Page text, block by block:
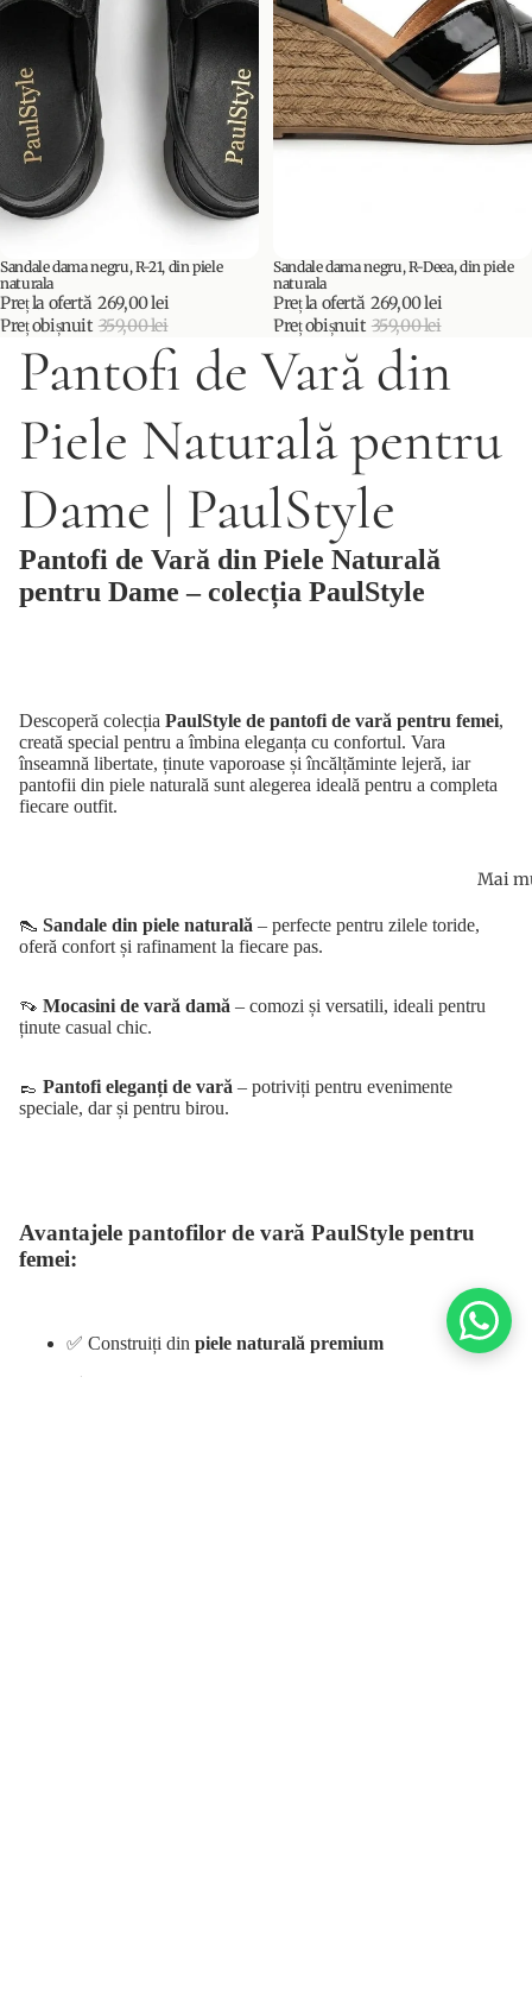
Mai
PROMOȚIE
Sandale dama negru, R-21, din piele
naturala
Preț la ofertă 269,00 lei
Preț obișnuit 359,00 lei
PROMOȚIE
Sandale dama negru, R-Deea, din piele
naturala
Preț la ofertă 269,00 lei
Preț obișnuit 359,00 lei
Pantofi de Vară din
Piele Naturală pentru
Dame | PaulStyle
Pantofi de Vară din Piele Naturală
pentru Dame – colecția PaulStyle
Descoperă colecția PaulStyle de pantofi de vară pentru femei,
creată special pentru a îmbina eleganța cu confortul. Vara
înseamnă libertate, ținute vaporoase și încălțăminte lejeră, iar
pantofii din piele naturală sunt alegerea ideală pentru a completa
fiecare outfit.
👠 Sandale din piele naturală – perfecte pentru zilele toride,
oferă confort și rafinament la fiecare pas.
👡 Mocasini de vară damă – comozi și versatili, ideali pentru
ținute casual chic.
👞 Pantofi eleganți de vară – potriviți pentru evenimente
speciale, dar și pentru birou.
Avantajele pantofilor de vară PaulStyle pentru
femei:
✅ Construiți din piele naturală premium
✅